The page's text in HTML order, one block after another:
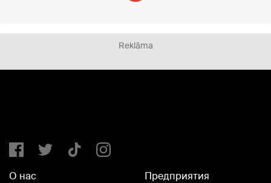
Reklāma
О нас
Предприятия